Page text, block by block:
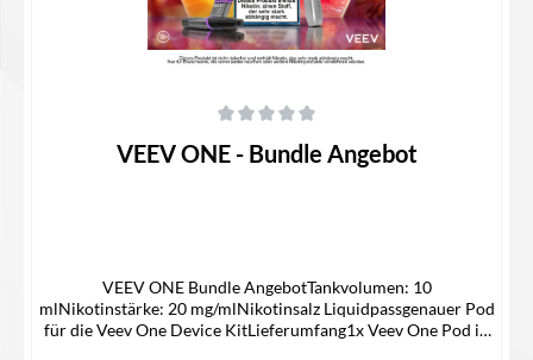
VEEV ONE - Bundle Angebot
VEEV ONE Bundle AngebotTankvolumen: 10
mlNikotinstärke: 20 mg/mlNikotinsalz Liquidpassgenauer Pod
für die Veev One Device KitLieferumfang1x Veev One Pod in